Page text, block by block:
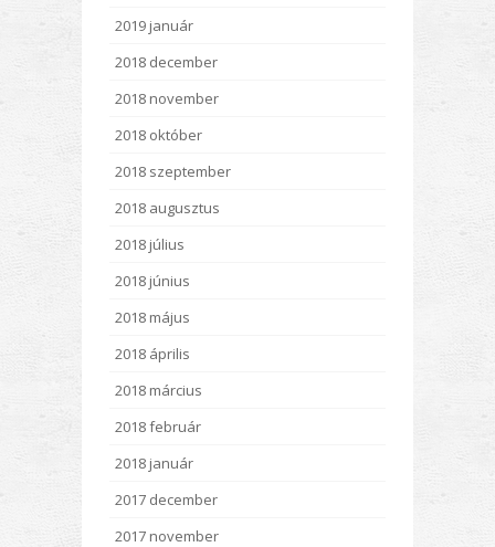
2019 január
2018 december
2018 november
2018 október
2018 szeptember
2018 augusztus
2018 július
2018 június
2018 május
2018 április
2018 március
2018 február
2018 január
2017 december
2017 november